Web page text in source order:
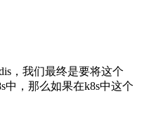
，我们最终是要将这个
中，那么如果在k8s中这个